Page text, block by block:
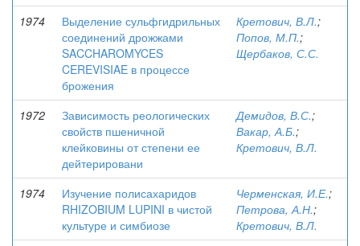
1974
Выделение сульфгидрильных
соединений дрожжами
SACCHAROMYCES
CEREVISIAE в процессе
брожения
Кретович, В.Л.;
Попов, М.П.;
Щербаков, С.С.
1972
Зависимость реологических
свойств пшеничной
клейковины от степени ее
дейтерировани
Демидов, В.С.;
Вакар, А.Б.;
Кретович, В.Л.
1974
Изучение полисахаридов
RHIZOBIUM LUPINI в чистой
культуре и симбиозе
Черменская, И.Е.;
Петрова, А.Н.;
Кретович, В.Л.